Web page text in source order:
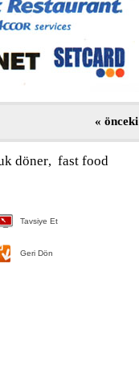
« önceki
döner, fast food
Tavsiye Et
Geri Dön